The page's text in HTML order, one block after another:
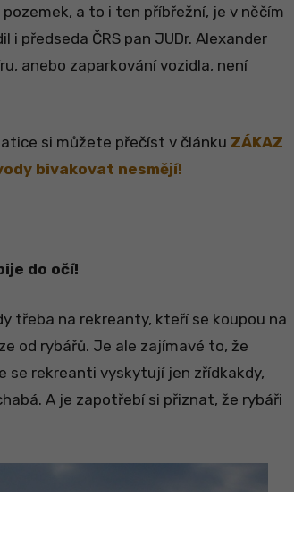
a to i ten příbřežní, je v něčím
předseda ČRS pan JUDr. Alexander
anebo zaparkování vozidla, není
si můžete přečíst v článku ZÁKAZ
bivakovat nesmějí!
do očí!
třeba na rekreanty, kteří se koupou na
od rybářů. Je ale zajímavé to, že
se rekreanti vyskytují jen zřídkakdy,
A je zapotřebí si přiznat, že rybáři